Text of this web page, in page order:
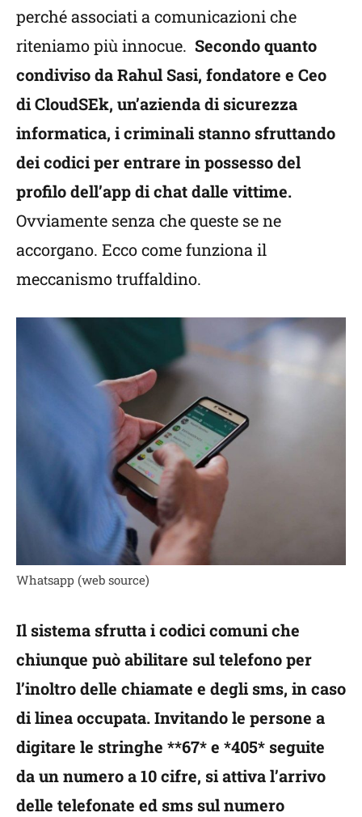
perché associati a comunicazioni che
riteniamo più innocue. Secondo quanto
condiviso da Rahul Sasi, fondatore e Ceo
di CloudSEk, un’azienda di sicurezza
informatica, i criminali stanno sfruttando
dei codici per entrare in possesso del
profilo dell’app di chat dalle vittime.
Ovviamente senza che queste se ne
accorgano. Ecco come funziona il
meccanismo truffaldino.
Whatsapp (web source)
Il sistema sfrutta i codici comuni che
chiunque può abilitare sul telefono per
l’inoltro delle chiamate e degli sms, in caso
di linea occupata. Invitando le persone a
digitare le stringhe **67* e *405* seguite
da un numero a 10 cifre, si attiva l’arrivo
delle telefonate ed sms sul numero